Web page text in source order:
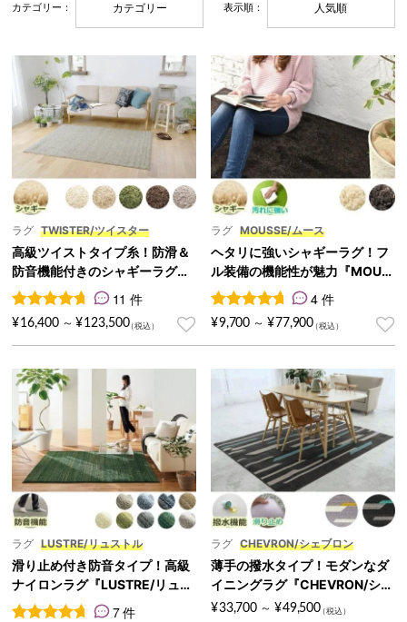
カテゴリー： カテゴリー 表示順： 人気順
ラグ TWISTER/ツイスター
高級ツイストタイプ糸！防滑＆
防音機能付きのシャギーラグ
『TWISTER/ツイスター』
11
件の利用者評価に基づく5段階評価のうち、4.73点
11 件
¥16,400 ～ ¥123,500
ラグ MOUSSE/ムース
ヘタリに強いシャギーラグ！フ
ル装備の機能性が魅力『MOUS
SE/ムース』
4
件の利用者評価に基づく5段
4 件
¥9,700 ～ ¥ 77,900
ラグ LUSTRE/リュストル
滑り止め付き防音タイプ！高級
ナイロンラグ『LUSTRE/リュス
トル』
7 件
ラグ CHEVRON/シェブロン
薄手の撥水タイプ！モダンなダ
イニングラグ『CHEVRON/シェ
ブロン』
¥33,700 ～ ¥49,500